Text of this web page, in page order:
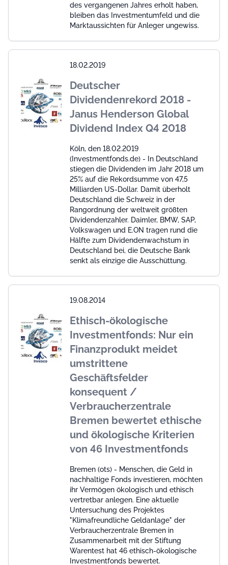
des vergangenen Jahres erholt haben,
bleiben das Investmentumfeld und die
Marktaussichten für Anleger ungewiss.
18.02.2019
Deutscher
Dividendenrekord 2018 -
Janus Henderson Global
Dividend Index Q4 2018
Köln, den 18.02.2019
(Investmentfonds.de) - In Deutschland
stiegen die Dividenden im Jahr 2018 um
25% auf die Rekordsumme von 47,5
Milliarden US-Dollar. Damit überholt
Deutschland die Schweiz in der
Rangordnung der weltweit größten
Dividendenzahler. Daimler, BMW, SAP,
Volkswagen und E.ON tragen rund die
Hälfte zum Dividendenwachstum in
Deutschland bei, die Deutsche Bank
senkt als einzige die Ausschüttung.
19.08.2014
Ethisch-ökologische
Investmentfonds: Nur ein
Finanzprodukt meidet
umstrittene
Geschäftsfelder
konsequent /
Verbraucherzentrale
Bremen bewertet ethische
und ökologische Kriterien
von 46 Investmentfonds
Bremen (ots) - Menschen, die Geld in
nachhaltige Fonds investieren, möchten
ihr Vermögen ökologisch und ethisch
vertretbar anlegen. Eine aktuelle
Untersuchung des Projektes
"Klimafreundliche Geldanlage" der
Verbraucherzentrale Bremen in
Zusammenarbeit mit der Stiftung
Warentest hat 46 ethisch-ökologische
Investmentfonds bewertet.